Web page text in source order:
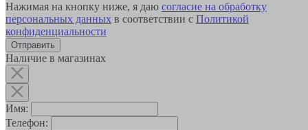
Нажимая на кнопку ниже, я даю согласие на обработку
персональных данных в соответствии с Политикой
конфиденциальности
Наличие в магазинах
Имя:
Телефон: